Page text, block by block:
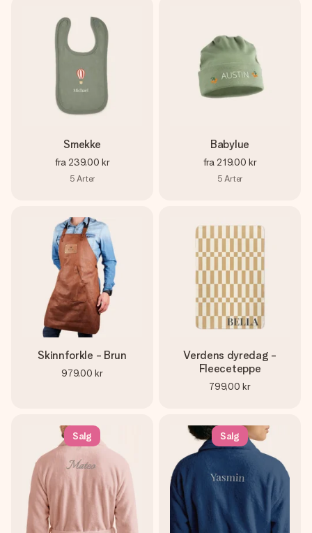
Smekke
fra 239,00 kr
5 Arter
Babylue
fra 219,00 kr
5 Arter
Skinnforkle - Brun
979,00 kr
Verdens dyredag -
Fleeceteppe
799,00 kr
Salg Salg